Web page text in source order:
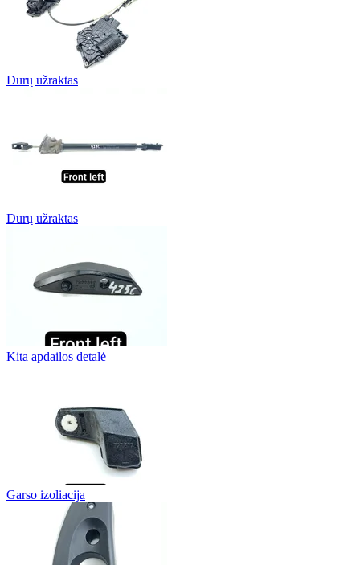
Durų užraktas
Durų užraktas
Kita apdailos detalė
Garso izoliacija